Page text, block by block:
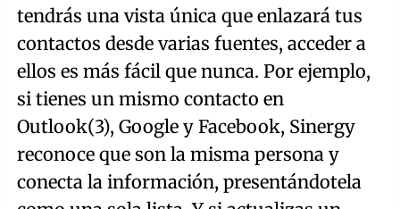
tendrás una vista única que enlazará tus
contactos desde varias fuentes, acceder a
ellos es más fácil que nunca. Por ejemplo,
si tienes un mismo contacto en
Outlook(3), Google y Facebook, Sinergy
reconoce que son la misma persona y
conecta la información, presentándotela